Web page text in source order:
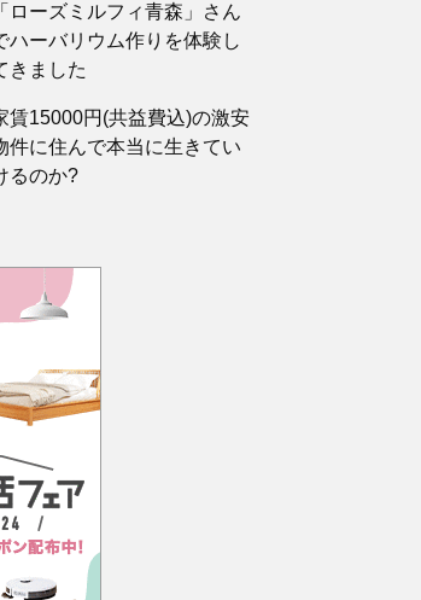
「ローズミルフィ青森」さん
ハーバリウム作りを体験し
きました
賃15000円(共益費込)の激安
件に住んで本当に生きてい
るのか?